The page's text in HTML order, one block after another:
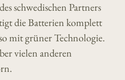
schwedischen Partners
die Batterien komplett
mit grüner Technologie.
vielen anderen